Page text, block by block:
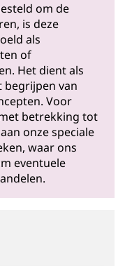
om de
is deze
als
of
Het dient als
begrijpen van
Voor
betrekking tot
onze speciale
waar ons
eventuele